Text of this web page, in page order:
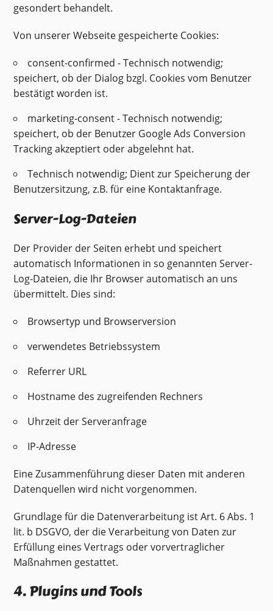
gesondert behandelt.
Von unserer Webseite gespeicherte Cookies:
consent-confirmed - Technisch notwendig;
speichert, ob der Dialog bzgl. Cookies vom Benutzer
bestätigt worden ist.
marketing-consent - Technisch notwendig;
speichert, ob der Benutzer Google Ads Conversion
Tracking akzeptiert oder abgelehnt hat.
Technisch notwendig; Dient zur Speicherung der
Benutzersitzung, z.B. für eine Kontaktanfrage.
Server-Log-Dateien
Der Provider der Seiten erhebt und speichert
automatisch Informationen in so genannten Server-
Log-Dateien, die Ihr Browser automatisch an uns
übermittelt. Dies sind:
Browsertyp und Browserversion
verwendetes Betriebssystem
Referrer URL
Hostname des zugreifenden Rechners
Uhrzeit der Serveranfrage
IP-Adresse
Eine Zusammenführung dieser Daten mit anderen
Datenquellen wird nicht vorgenommen.
Grundlage für die Datenverarbeitung ist Art. 6 Abs. 1
lit. b DSGVO, der die Verarbeitung von Daten zur
Erfüllung eines Vertrags oder vorvertraglicher
Maßnahmen gestattet.
4. Plugins und Tools